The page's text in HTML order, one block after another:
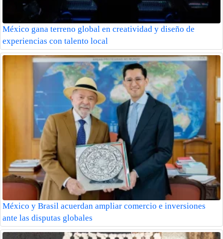
México gana terreno global en creatividad y diseño de
experiencias con talento local
México y Brasil acuerdan ampliar comercio e inversiones
ante las disputas globales